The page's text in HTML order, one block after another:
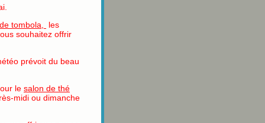
tombola,
les
souhaitez offrir
prévoit du beau
le salon de thé
midi ou dimanche